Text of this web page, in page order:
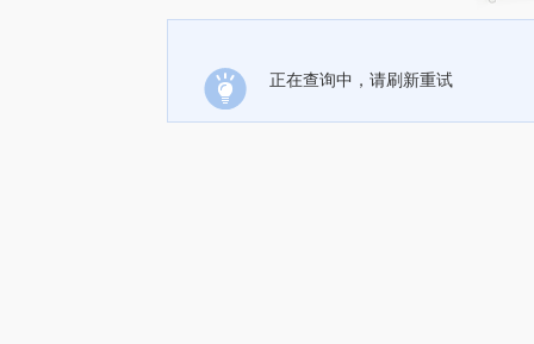
正在查询中，请刷新重试